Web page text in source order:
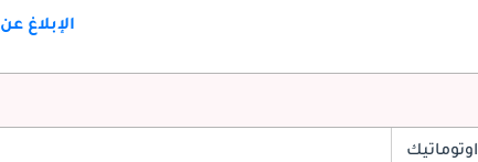
الإبلاغ
اوتوماتيك